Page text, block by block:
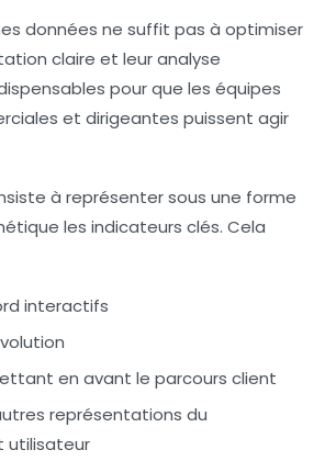
données ne suffit pas à optimiser
claire et leur analyse
pour que les équipes
et dirigeantes puissent agir
à représenter sous une forme
les indicateurs clés. Cela
interactifs
en avant le parcours client
représentations du
utilisateur